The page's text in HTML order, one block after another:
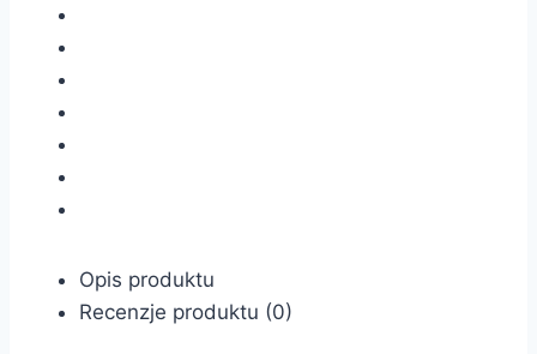
Opis produktu
Recenzje produktu (0)